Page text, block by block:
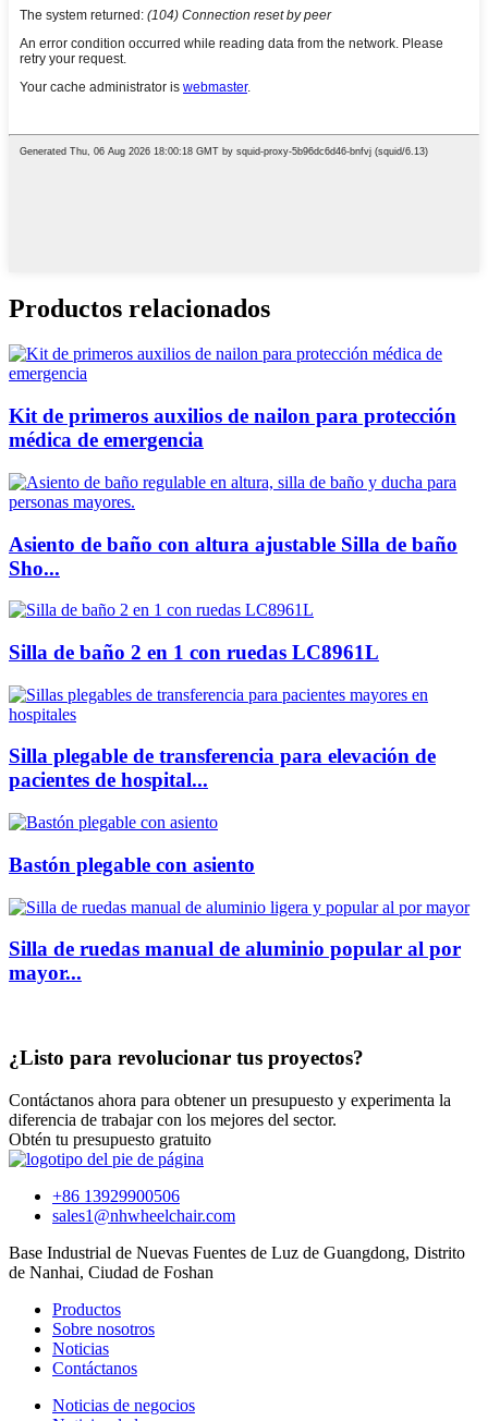
Productos relacionados
Kit de primeros auxilios de nailon para protección
médica de emergencia
Asiento de baño con altura ajustable Silla de baño
Sho...
Silla de baño 2 en 1 con ruedas LC8961L
Silla plegable de transferencia para elevación de
pacientes de hospital...
Bastón plegable con asiento
Silla de ruedas manual de aluminio popular al por
mayor...
¿Listo para revolucionar tus proyectos?
Contáctanos ahora para obtener un presupuesto y experimenta la
diferencia de trabajar con los mejores del sector.
Obtén tu presupuesto gratuito
+86 13929900506
sales1@nhwheelchair.com
Base Industrial de Nuevas Fuentes de Luz de Guangdong, Distrito
de Nanhai, Ciudad de Foshan
Productos
Sobre nosotros
Noticias
Contáctanos
Noticias de negocios